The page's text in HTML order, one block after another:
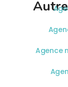
Agence